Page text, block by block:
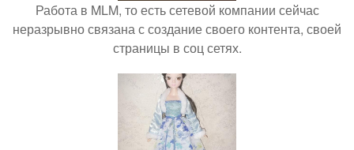
Работа в MLM, то есть сетевой компании сейчас
неразрывно связана с создание своего контента, своей
страницы в соц сетях.